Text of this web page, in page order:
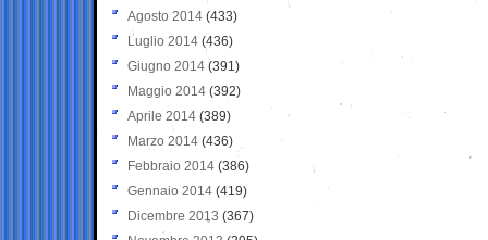
Agosto 2014 (433)
Luglio 2014 (436)
Giugno 2014 (391)
Maggio 2014 (392)
Aprile 2014 (389)
Marzo 2014 (436)
Febbraio 2014 (386)
Gennaio 2014 (419)
Dicembre 2013 (367)